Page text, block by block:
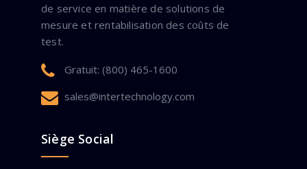
de service en matière de solutions de
mesure et rentabilisation des coûts de
test.
Gratuit: (800) 465-1600
sales@intertechnology.com
Siège Social